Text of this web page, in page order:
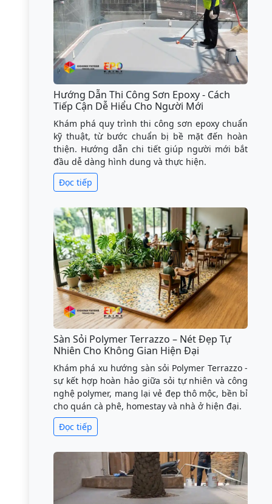
Hướng Dẫn Thi Công Sơn Epoxy - Cách
Tiếp Cận Dễ Hiểu Cho Người Mới
Khám phá quy trình thi công sơn epoxy chuẩn
kỹ thuật, từ bước chuẩn bị bề mặt đến hoàn
thiện. Hướng dẫn chi tiết giúp người mới bắt
đầu dễ dàng hình dung và thực hiện.
Đọc tiếp
Sàn Sỏi Polymer Terrazzo – Nét Đẹp Tự
Nhiên Cho Không Gian Hiện Đại
Khám phá xu hướng sàn sỏi Polymer Terrazzo -
sự kết hợp hoàn hảo giữa sỏi tự nhiên và công
nghệ polymer, mang lại vẻ đẹp thô mộc, bền bỉ
cho quán cà phê, homestay và nhà ở hiện đại.
Đọc tiếp